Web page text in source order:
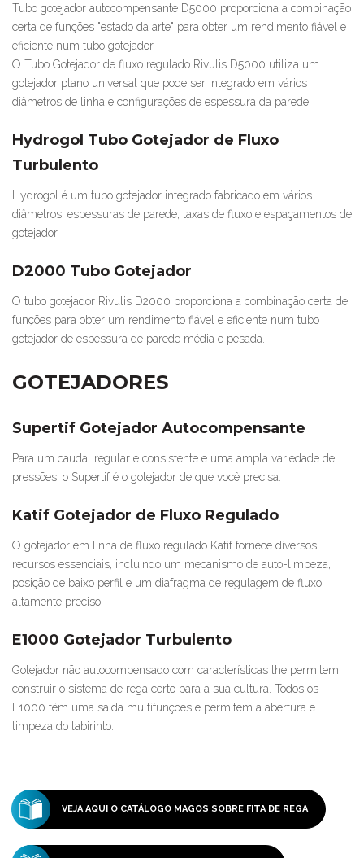
Tubo gotejador autocompensante D5000 proporciona a combinação
certa de funções "estado da arte" para obter um rendimento fiável e
eficiente num tubo gotejador.
O Tubo Gotejador de fluxo regulado Rivulis D5000 utiliza um
gotejador plano universal que pode ser integrado em vários
diâmetros de linha e configurações de espessura da parede.
Hydrogol Tubo Gotejador de Fluxo
Turbulento
Hydrogol é um tubo gotejador integrado fabricado em vários
diâmetros, espessuras de parede, taxas de fluxo e espaçamentos de
gotejador.
D2000 Tubo Gotejador
O tubo gotejador Rivulis D2000 proporciona a combinação certa de
funções para obter um rendimento fiável e eficiente num tubo
gotejador de espessura de parede média e pesada.
GOTEJADORES
Supertif Gotejador Autocompensante
Para um caudal regular e consistente e uma ampla variedade de
pressões, o Supertif é o gotejador de que você precisa.
Katif Gotejador de Fluxo Regulado
O gotejador em linha de fluxo regulado Katif fornece diversos
recursos essenciais, incluindo um mecanismo de auto-limpeza,
posição de baixo perfil e um diafragma de regulagem de fluxo
altamente preciso.
E1000 Gotejador Turbulento
Gotejador não autocompensado com características lhe permitem
construir o sistema de rega certo para a sua cultura. Todos os
E1000 têm uma saída multifunções e permitem a abertura e
limpeza do labirinto.
VEJA AQUI O CATÁLOGO MAGOS SOBRE FITA DE REGA